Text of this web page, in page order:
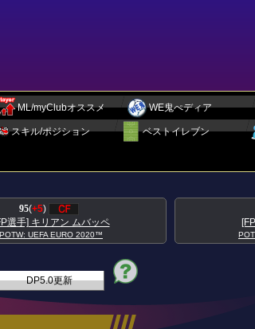
ML/myClubオススメ WE鬼ぺディア
スキル/ポジション ベストイレブン
93(
)
[FP選手] トニ クロース
POTW: UEFA EURO 2020™
[FP
DP5.0更新